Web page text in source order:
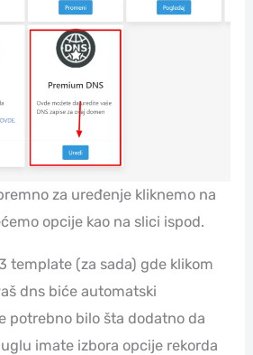
za uređenje kliknemo na
opcije kao na slici ispod.
template (za sada) gde klikom
dns biće automatski
potrebno bilo šta dodatno da
imate izbora opcije rekorda